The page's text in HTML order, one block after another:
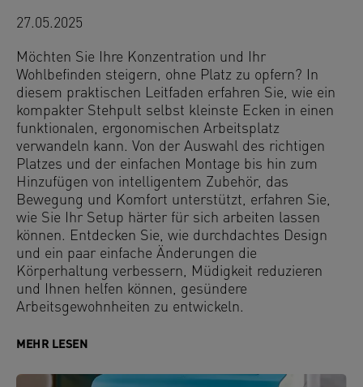
27.05.2025
Möchten Sie Ihre Konzentration und Ihr
Wohlbefinden steigern, ohne Platz zu opfern? In
diesem praktischen Leitfaden erfahren Sie, wie ein
kompakter Stehpult selbst kleinste Ecken in einen
funktionalen, ergonomischen Arbeitsplatz
verwandeln kann. Von der Auswahl des richtigen
Platzes und der einfachen Montage bis hin zum
Hinzufügen von intelligentem Zubehör, das
Bewegung und Komfort unterstützt, erfahren Sie,
wie Sie Ihr Setup härter für sich arbeiten lassen
können. Entdecken Sie, wie durchdachtes Design
und ein paar einfache Änderungen die
Körperhaltung verbessern, Müdigkeit reduzieren
und Ihnen helfen können, gesündere
Arbeitsgewohnheiten zu entwickeln.
MEHR LESEN